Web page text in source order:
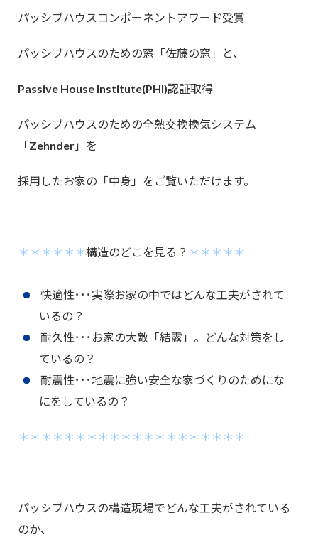
パッシブハウスコンポーネントアワード受賞
パッシブハウスのための窓「佐藤の窓」と、
Passive House Institute(PHI)認証取得
パッシブハウスのための全熱交換換気システム
「Zehnder」を
採用したお家の「中身」をご覧いただけます。
＊＊＊＊＊＊構造のどこを見る？ ＊＊＊＊＊
快適性･･･実際お家の中ではどんな工夫がされて
いるの？
耐久性･･･お家の大敵「結露」。どんな対策をし
ているの？
耐震性･･･地震に強い安全な家づくりのためにな
にをしているの？
＊＊＊＊＊＊＊＊＊＊＊＊＊＊＊＊＊＊＊＊
パッシブハウスの構造現場でどんな工夫がされている
のか、